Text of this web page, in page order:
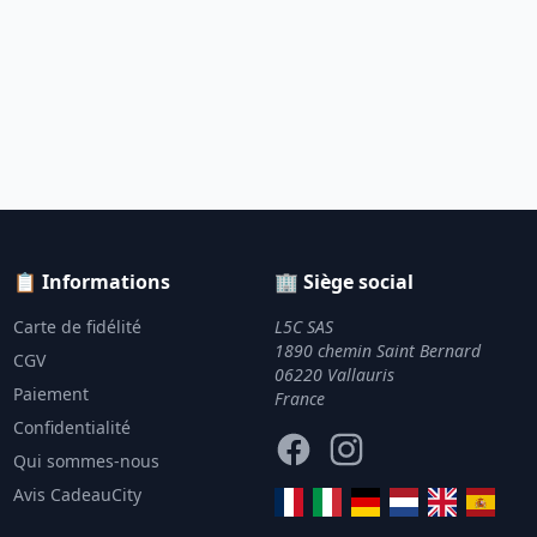
📋 Informations
Carte de fidélité
CGV
Paiement
Confidentialité
Qui sommes-nous
Avis CadeauCity
🏢 Siège social
L5C SAS
1890 chemin Saint Bernard
06220 Vallauris
France
FacebookInstagram